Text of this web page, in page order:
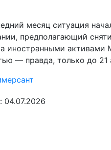
месяц ситуация
предполагающий
иностранными
— правда, только до 21
04.07.2026